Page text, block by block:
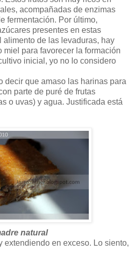
acompañadas de enzimas
fermentación. Por último,
presentes en estas
alimento de las levaduras, hay
para favorecer la formación
inicial, yo no lo considero
decir que amaso las harinas para
parte de puré de frutas
o uvas) y agua. Justificada está
natural
extendiendo en exceso. Lo siento,